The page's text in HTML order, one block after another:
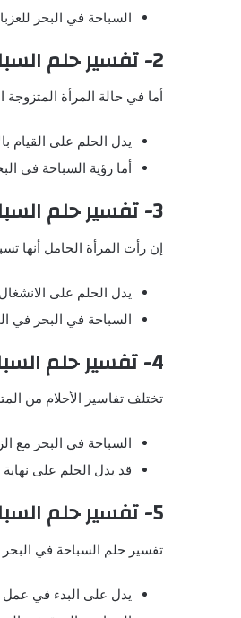
السباحة في البحر
2- تفسير حلم السباحة في البحر للمتزوجة
أما في حالة المرأة
يدل الحلم على القيام
أما رؤية السباحة في
3- تفسير حلم السباحة في البحر للحامل
إن رأت المرأة الحامل أنها
يدل الحلم على
السباحة في البحر في
4- تفسير حلم السباحة في البحر للمطلقة
تختلف تفاسير الأحلام من
السباحة في البحر مع
قد يدل الحلم على
5- تفسير حلم السباحة في البحر للرجل
تفسير حلم السباحة في البحر
يدل على البدء في